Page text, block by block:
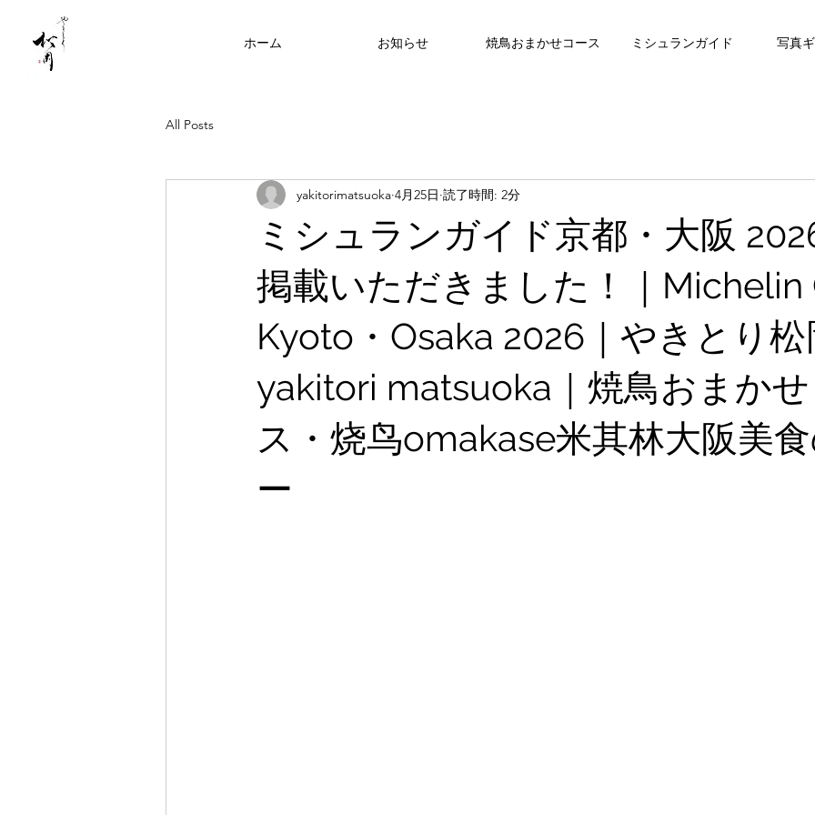
ホーム お知らせ 焼鳥おまかせコース ミシュランガイド 写真
All Posts
ミシュランガイド京都・大阪
掲載いただきました！｜Michelin
Kyoto・Osaka 2026｜やきとり
yakitori matsuoka｜焼鳥おまか
ス・烧鸟omakase米其林大阪美
ー
yakitorimatsuoka 4月25日 読了時間: 2分